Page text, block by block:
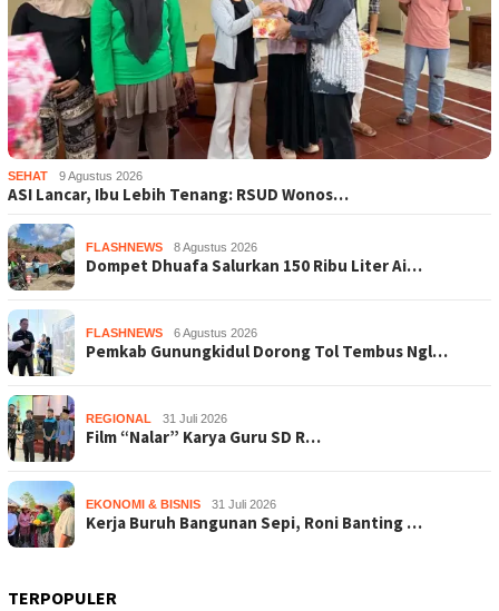
SEHAT 9 Agustus 2026
ASI Lancar, Ibu Lebih Tenang: RSUD Wonos…
FLASHNEWS 8 Agustus 2026
Dompet Dhuafa Salurkan 150 Ribu Liter Ai…
FLASHNEWS 6 Agustus 2026
Pemkab Gunungkidul Dorong Tol Tembus Ngl…
REGIONAL 31 Juli 2026
Film “Nalar” Karya Guru SD R…
EKONOMI & BISNIS 31 Juli 2026
Kerja Buruh Bangunan Sepi, Roni Banting …
TERPOPULER